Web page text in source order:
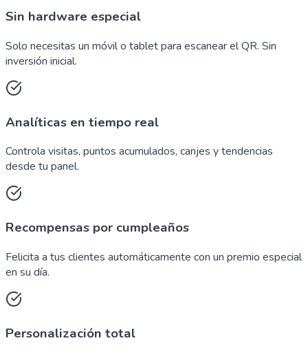
Sin hardware especial
Solo necesitas un móvil o tablet para escanear el QR. Sin
inversión inicial.
Analíticas en tiempo real
Controla visitas, puntos acumulados, canjes y tendencias
desde tu panel.
Recompensas por cumpleaños
Felicita a tus clientes automáticamente con un premio especial
en su día.
Personalización total